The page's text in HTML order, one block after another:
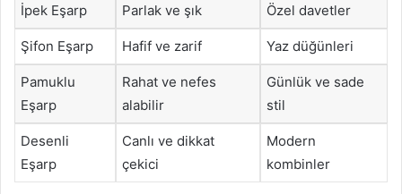
İpek Eşarp Parlak ve şık Özel davetler
Şifon Eşarp Hafif ve zarif Yaz düğünleri
Pamuklu
Eşarp
Rahat ve nefes
alabilir
Günlük ve sade
stil
Desenli
Eşarp
Canlı ve dikkat
çekici
Modern
kombinler